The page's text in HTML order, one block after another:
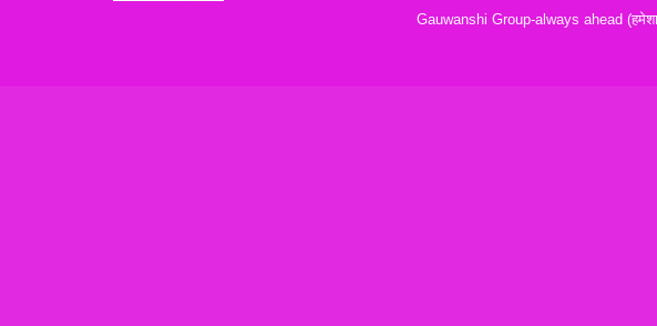
Gauwanshi Group-always ahead